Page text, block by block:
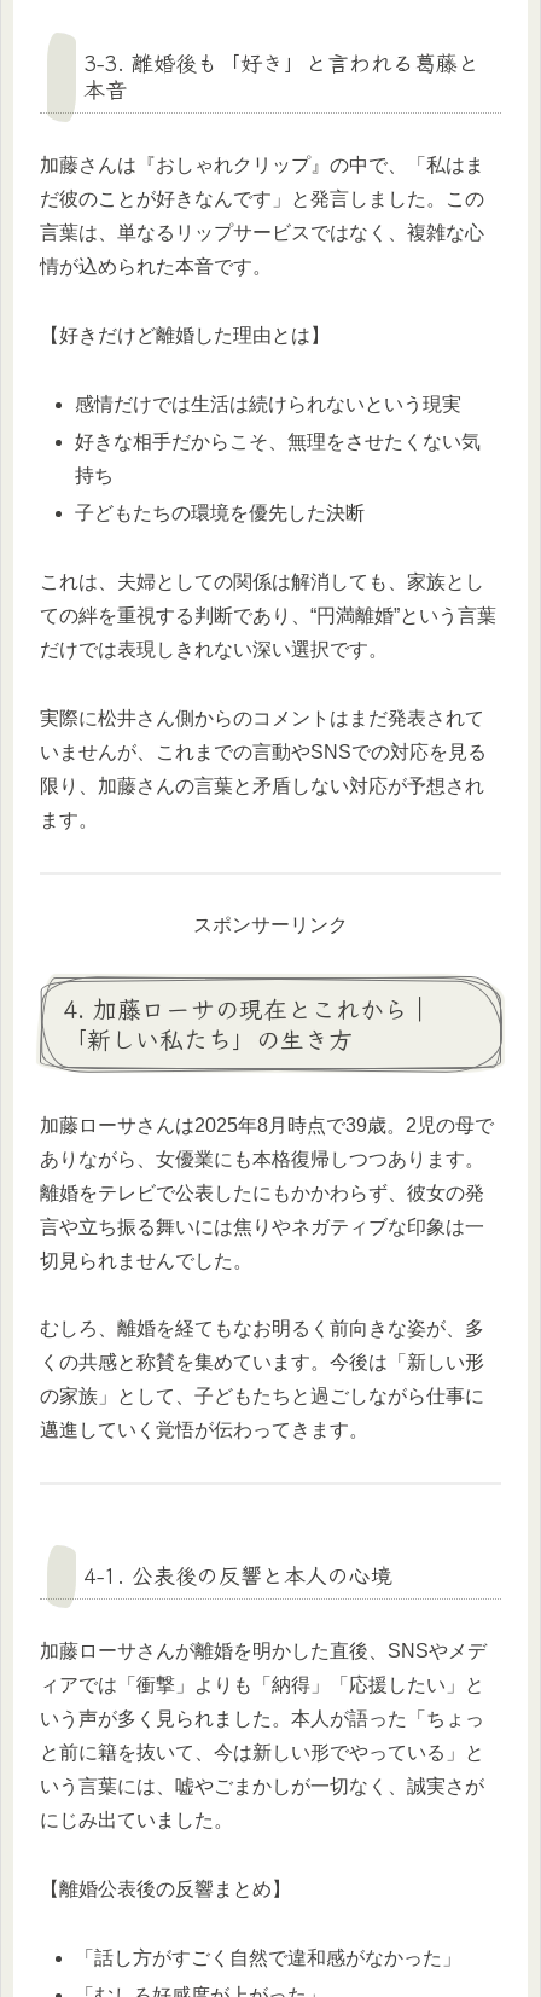
3-3. 離婚後も「好き」と言われる葛藤と
本音
加藤さんは『おしゃれクリップ』の中で、「私はま
だ彼のことが好きなんです」と発言しました。この
言葉は、単なるリップサービスではなく、複雑な心
情が込められた本音です。
【好きだけど離婚した理由とは】
感情だけでは生活は続けられないという現実
好きな相手だからこそ、無理をさせたくない気
持ち
子どもたちの環境を優先した決断
これは、夫婦としての関係は解消しても、家族とし
ての絆を重視する判断であり、“円満離婚”という言葉
だけでは表現しきれない深い選択です。
実際に松井さん側からのコメントはまだ発表されて
いませんが、これまでの言動やSNSでの対応を見る
限り、加藤さんの言葉と矛盾しない対応が予想され
ます。
スポンサーリンク
4. 加藤ローサの現在とこれから｜
「新しい私たち」の生き方
加藤ローサさんは2025年8月時点で39歳。2児の母で
ありながら、女優業にも本格復帰しつつあります。
離婚をテレビで公表したにもかかわらず、彼女の発
言や立ち振る舞いには焦りやネガティブな印象は一
切見られませんでした。
むしろ、離婚を経てもなお明るく前向きな姿が、多
くの共感と称賛を集めています。今後は「新しい形
の家族」として、子どもたちと過ごしながら仕事に
邁進していく覚悟が伝わってきます。
4-1. 公表後の反響と本人の心境
加藤ローサさんが離婚を明かした直後、SNSやメデ
ィアでは「衝撃」よりも「納得」「応援したい」と
いう声が多く見られました。本人が語った「ちょっ
と前に籍を抜いて、今は新しい形でやっている」と
いう言葉には、嘘やごまかしが一切なく、誠実さが
にじみ出ていました。
【離婚公表後の反響まとめ】
「話し方がすごく自然で違和感がなかった」